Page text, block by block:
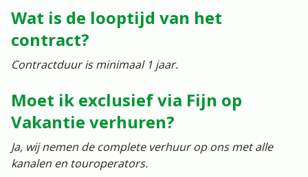
Wat is de looptijd van het
contract?
Contractduur is minimaal 1 jaar.
Moet ik exclusief via Fijn op
Vakantie verhuren?
Ja, wij nemen de complete verhuur op ons met alle
kanalen en touroperators.